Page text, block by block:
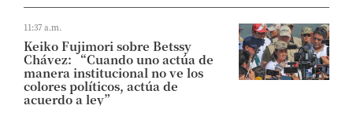
11:37 a.m.
Keiko Fujimori sobre Betssy
Chávez: “Cuando uno actúa de
manera institucional no ve los
colores políticos, actúa de
acuerdo a ley”